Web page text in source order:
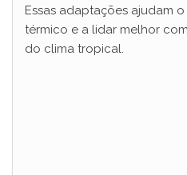
Essas adaptações ajudam
térmico e a lidar melhor
do clima tropical.